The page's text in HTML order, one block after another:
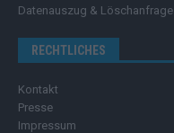
Datenauszug & Löschanfrage
RECHTLICHES
Kontakt
Presse
Impressum